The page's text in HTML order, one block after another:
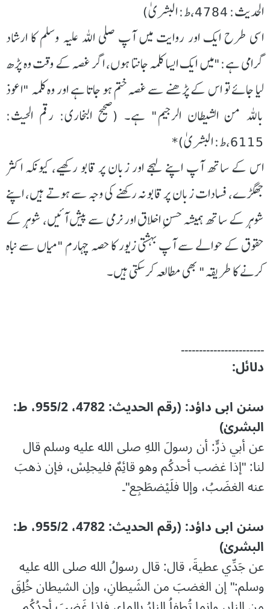
الحدیث: 4784،ط: البشریٰ)
اسی طرح ایک اور روایت میں آپ صلی اللہ علیہ وسلم کا ارشاد
گرامی ہے:"میں ایک ایسا کلمہ جانتا ہوں، اگر غصہ کے وقت وہ پڑھ
لیا جائے تو اس کے پڑھنے سے غصہ ختم ہو جاتا ہے اور وہ کلمہ "اعوذ
باللہ من الشیطان الرجیم" ہے۔ (صحیح البخاری: رقم الحیث:
6115،ط: البشریٰ)*
اس کے ساتھ آپ اپنے لہجے اور زبان پر قابو رکھیے، کیونکہ اکثر
جھگڑے، فسادات زبان پر قابو نہ رکھنے کی وجہ سے ہوتے ہیں، اپنے
شوہر کے ساتھ ہمیشہ حسنِ اخلاق اور نرمی سے پیش آئیں، شوہر کے
حقوق کے حوالے سے آپ بہشتی زیور کا حصہ چہارم "میاں سے نباہ
کرنے کا طریقہ" بھی مطالعہ کر سکتی ہیں۔
۔۔۔۔۔۔۔۔۔۔۔۔۔۔۔۔۔۔۔۔۔۔۔
دلائل:
سنن ابی داؤد: (رقم الحدیث: 4782، 955/2، ط:
البشریٰ)
عن أبي ذرٍّ: أن رسولَ اللهِ صلى الله عليه وسلم قال
لنا: "إذا غضب أحدكُم وهو قائِمٌ فليجلِسْ، فإن ذهبَ
عنه الغضَبُ، وإلا فلَيْضطَجِع"۔
سنن ابی داؤد: (رقم الحدیث: 4782، 955/2، ط:
البشریٰ)
عن جَدِّي عطيةَ، قال: قال رسولُ الله صلى الله عليه
وسلم:" إن الغضبَ من الشَيطانِ، وإن الشيطان خُلِقَ